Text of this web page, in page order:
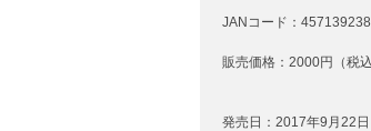
JANコード：
販売価格：2000円（税込
発売日：2017年9月22日